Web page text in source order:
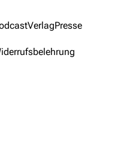
VerlagPresse